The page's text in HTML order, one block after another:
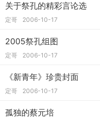
关于祭孔的精彩言论选
定哥 2006-10-17
2005祭孔组图
定哥 2006-10-17
《新青年》珍贵封面
定哥 2006-10-17
孤独的蔡元培